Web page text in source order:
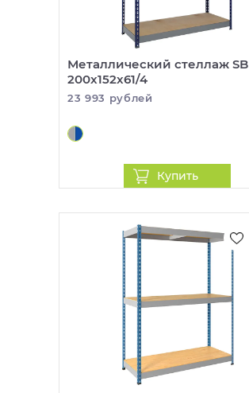
Металлический стеллаж SB
200x152x61/4
23 993 рублей
Купить